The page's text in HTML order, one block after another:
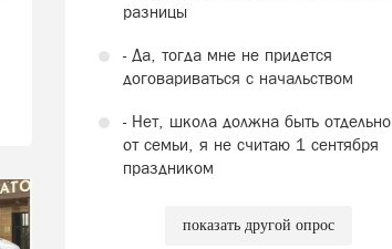
разницы
- Да, тогда мне не придется
договариваться с начальством
- Нет, школа должна быть отдельно
от семьи, я не считаю 1 сентября
праздником
показать другой опрос